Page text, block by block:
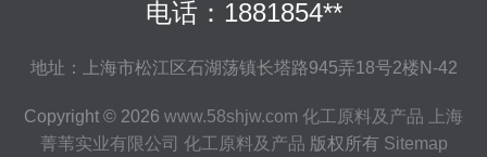
电话：1881854**
地址：上海市松江区石湖荡镇长塔路945弄18号2楼N-42
Copyright © 2026 www.58shjw.com 化工原料及产品
上海
菁苇实业有限公司 化工原料及产品 版权所有 Sitemap